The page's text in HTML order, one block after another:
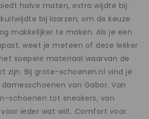
halve maten, extra wijdte bij
bij laarzen, om de keuze
makkelijker te maken. Als je een
weet je meteen of deze lekker
soepele materiaal waarvan de
zijn. Bij grote-schoenen.nl vind je
van Gabor. Van
schoenen tot sneakers, van
ieder wat wilt. Comfort voor